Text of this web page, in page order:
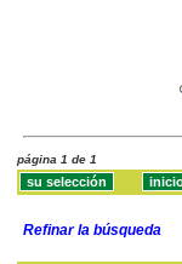
página 1 de 1
Refinar la búsqueda